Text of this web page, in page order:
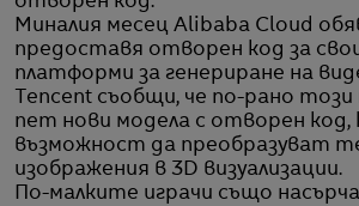
Миналия месец Alibaba Cloud
предоставя отворен код за
платформи за генериране на
Tencent съобщи, че по-рано този
пет нови модела с отворен
възможност да преобразуват
изображения в 3D визуализации.
По-малките играчи също